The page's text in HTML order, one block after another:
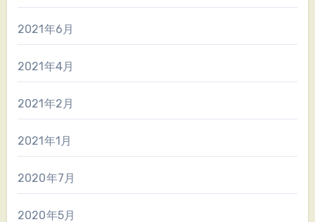
2021年6月
2021年4月
2021年2月
2021年1月
2020年7月
2020年5月